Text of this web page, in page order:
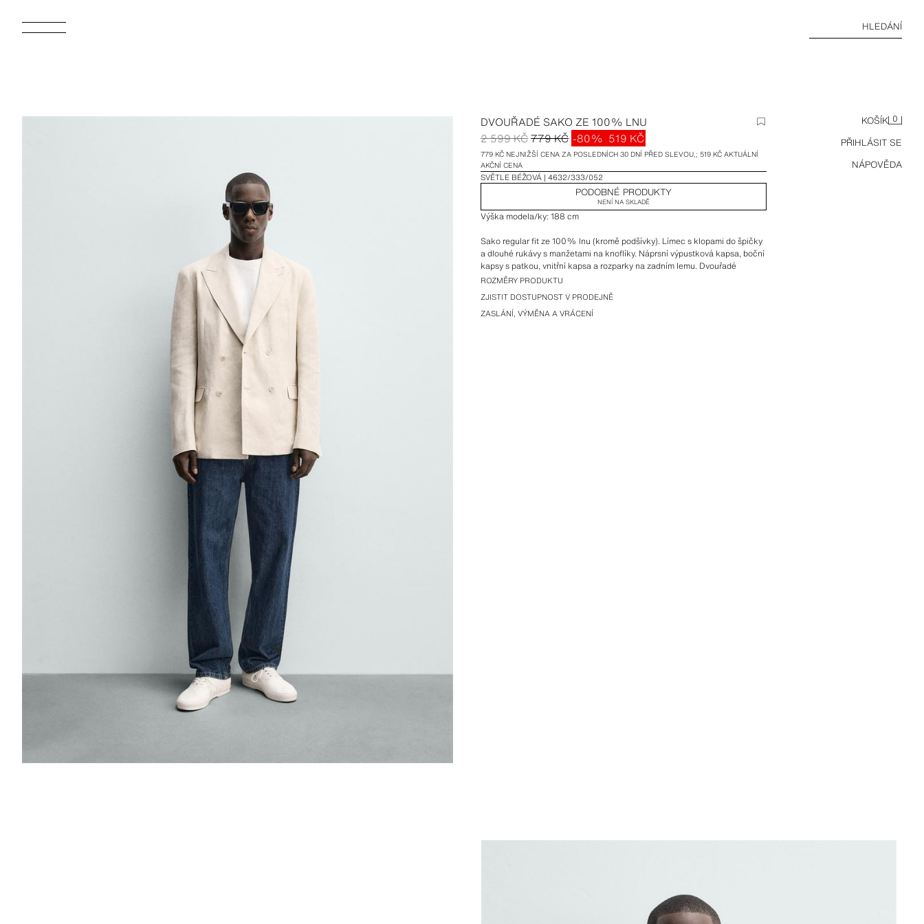
HLEDÁNÍ
KOŠÍK 0
PŘIHLÁSIT SE
NÁPOVĚDA
DVOUŘADÉ SAKO ZE 100% LNU
2 599 KČ779 KČ -80% 519 KČ
779 KČ NEJNIŽŠÍ CENA ZA POSLEDNÍCH 30 DNÍ PŘED SLEVOU,; 519 KČ AKTUÁLNÍ
AKČNÍ CENA
SVĚTLE BÉŽOVÁ 4632/333/052
PODOBNÉ PRODUKTY
NENÍ NA SKLADĚ
Výška modela/ky: 188 cm
Sako regular fit ze 100% lnu (kromě podšívky). Límec s klopami do špičky
a dlouhé rukávy s manžetami na knoflíky. Náprsní výpustková kapsa, boční
kapsy s patkou, vnitřní kapsa a rozparky na zadním lemu. Dvouřadé
zapínání na knoflíky.
ROZMĚRY PRODUKTU
ZJISTIT DOSTUPNOST V PRODEJNĚ
ZASLÁNÍ, VÝMĚNA A VRÁCENÍ